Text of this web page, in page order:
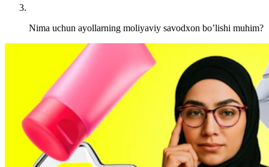
Nima uchun ayollarning moliyaviy savodxon bo’lishi muhim?